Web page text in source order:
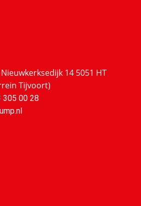
Nieuwkerksedijk 14 5051 HT
Tijvoort)
305 00 28